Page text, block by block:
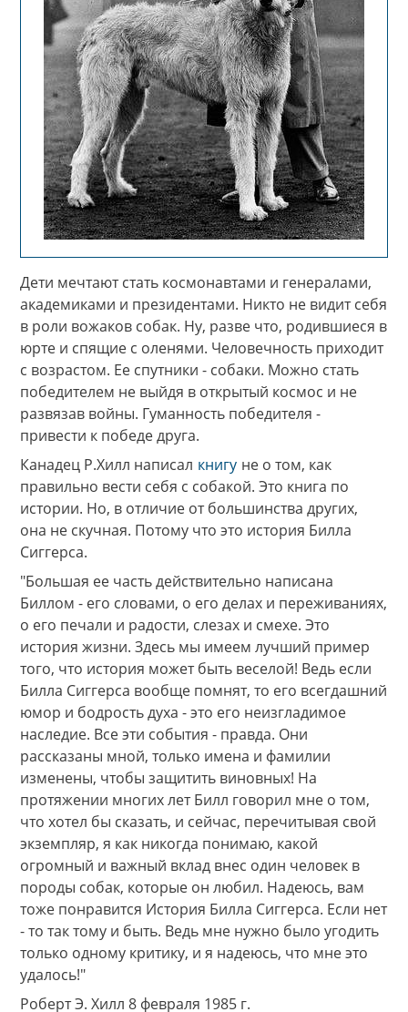
Дети мечтают стать космонавтами и генералами,
академиками и президентами. Никто не видит себя
в роли вожаков собак. Ну, разве что, родившиеся в
юрте и спящие с оленями. Человечность приходит
с возрастом. Ее спутники - собаки. Можно стать
победителем не выйдя в открытый космос и не
развязав войны. Гуманность победителя -
привести к победе друга.
Канадец Р.Хилл написал книгу не о том, как
правильно вести себя с собакой. Это книга по
истории. Но, в отличие от большинства других,
она не скучная. Потому что это история Билла
Сиггерса.
"Большая ее часть действительно написана
Биллом - его словами, о его делах и переживаниях,
о его печали и радости, слезах и смехе. Это
история жизни. Здесь мы имеем лучший пример
того, что история может быть веселой! Ведь если
Билла Сиггерса вообще помнят, то его всегдашний
юмор и бодрость духа - это его неизгладимое
наследие. Все эти события - правда. Они
рассказаны мной, только имена и фамилии
изменены, чтобы защитить виновных! На
протяжении многих лет Билл говорил мне о том,
что хотел бы сказать, и сейчас, перечитывая свой
экземпляр, я как никогда понимаю, какой
огромный и важный вклад внес один человек в
породы собак, которые он любил. Надеюсь, вам
тоже понравится История Билла Сиггерса. Если нет
- то так тому и быть. Ведь мне нужно было угодить
только одному критику, и я надеюсь, что мне это
удалось!"
Роберт Э. Хилл 8 февраля 1985 г.